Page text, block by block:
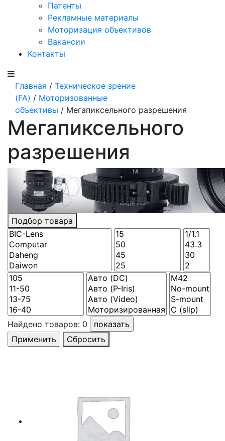
Патенты
Рекламные материалы
Моторизация объективов
Вакансии
Контакты
Главная / Техническое зрение
(FA) / Моторизованные
объективы / Мегапиксельного разрешения
Мегапиксельного
разрешения
Подбор товара
Найдено товаров: 0
Сбросить